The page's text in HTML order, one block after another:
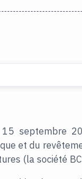
septembre
et du
(la société